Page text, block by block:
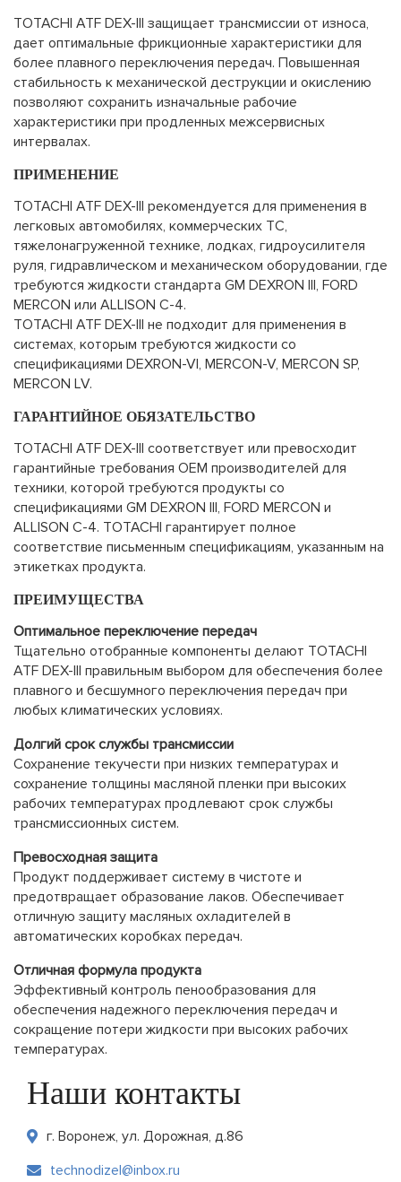
TOTACHI ATF DEX-III защищает трансмиссии от износа,
дает оптимальные фрикционные характеристики для
более плавного переключения передач. Повышенная
стабильность к механической деструкции и окислению
позволяют сохранить изначальные рабочие
характеристики при продленных межсервисных
интервалах.
ПРИМЕНЕНИЕ
TOTACHI ATF DEX-III рекомендуется для применения в
легковых автомобилях, коммерческих ТС,
тяжелонагруженной технике, лодках, гидроусилителя
руля, гидравлическом и механическом оборудовании, где
требуются жидкости стандарта GM DEXRON III, FORD
MERCON или ALLISON C-4.
TOTACHI ATF DEX-III не подходит для применения в
системах, которым требуются жидкости со
спецификациями DEXRON-VI, MERCON-V, MERCON SP,
MERCON LV.
ГАРАНТИЙНОЕ ОБЯЗАТЕЛЬСТВО
TOTACHI ATF DEX-III соответствует или превосходит
гарантийные требования OEM производителей для
техники, которой требуются продукты со
спецификациями GM DEXRON III, FORD MERCON и
ALLISON C-4. TOTACHI гарантирует полное
соответствие письменным спецификациям, указанным на
этикетках продукта.
ПРЕИМУЩЕСТВА
Оптимальное переключение передач
Тщательно отобранные компоненты делают TOTACHI
ATF DEX-III правильным выбором для обеспечения более
плавного и бесшумного переключения передач при
любых климатических условиях.
Долгий срок службы трансмиссии
Сохранение текучести при низких температурах и
сохранение толщины масляной пленки при высоких
рабочих температурах продлевают срок службы
трансмиссионных систем.
Превосходная защита
Продукт поддерживает систему в чистоте и
предотвращает образование лаков. Обеспечивает
отличную защиту масляных охладителей в
автоматических коробках передач.
Отличная формула продукта
Эффективный контроль пенообразования для
обеспечения надежного переключения передач и
сокращение потери жидкости при высоких рабочих
температурах.
Наши контакты
г. Воронеж, ул. Дорожная, д.86
technodizel@inbox.ru